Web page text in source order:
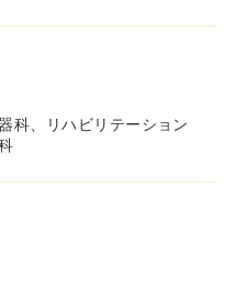
科、リハビリテーション